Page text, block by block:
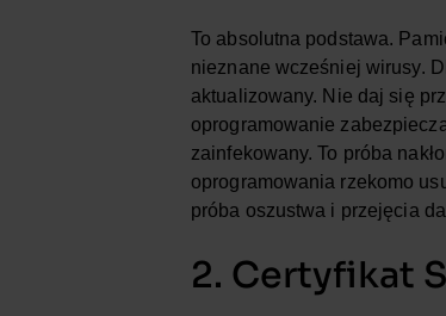
To absolutna podstawa.
nieznane wcześniej wirusy.
aktualizowany. Nie daj się
oprogramowanie
zainfekowany. To próba
oprogramowania rzekomo
próba oszustwa i przejęcia
2. Certyfikat